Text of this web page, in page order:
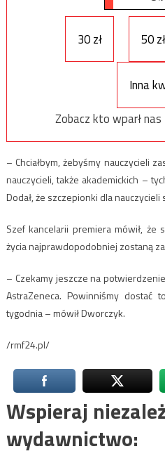
30 zł 50 zł
Inna
Zobacz kto wparł
– Chciałbym, żebyśmy nauczycieli
nauczycieli, także akademickich –
Dodał, że szczepionki dla
Szef kancelarii premiera mówił,
życia najprawdopodobniej zostaną
– Czekamy jeszcze na
AstraZeneca. Powinniśmy
tygodnia – mówił Dworczyk.
/rmf24.pl/
Wspieraj
wydawnictwo: